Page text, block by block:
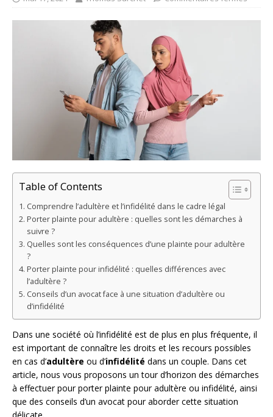
Table of Contents
Comprendre l’adultère et l’infidélité dans le cadre légal
Porter plainte pour adultère : quelles sont les démarches à
suivre ?
Quelles sont les conséquences d’une plainte pour adultère
?
Porter plainte pour infidélité : quelles différences avec
l’adultère ?
Conseils d’un avocat face à une situation d’adultère ou
d’infidélité
Dans une société où l’infidélité est de plus en plus fréquente, il
est important de connaître les droits et les recours possibles
en cas d’adultère ou d’infidélité dans un couple. Dans cet
article, nous vous proposons un tour d’horizon des démarches
à effectuer pour porter plainte pour adultère ou infidélité, ainsi
que des conseils d’un avocat pour aborder cette situation
délicate.